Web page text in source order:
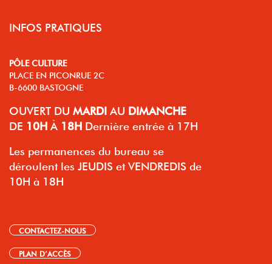
INFOS PRATIQUES
PÔLE CULTURE
PLACE EN PICONRUE 2C
B-6600 BASTOGNE
OUVERT DU MARDI AU DIMANCHE
DE 10H À 18H Dernière entrée à 17H
Les permanences du bureau se
déroulent les JEUDIS et VENDREDIS de
10H à 18H
CONTACTEZ-NOUS
PLAN D’ACCÈS